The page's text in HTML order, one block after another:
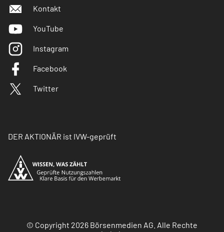
Kontakt
YouTube
Instagram
Facebook
Twitter
DER AKTIONÄR ist IVW-geprüft
© Copyright 2026 Börsenmedien AG. Alle Rechte